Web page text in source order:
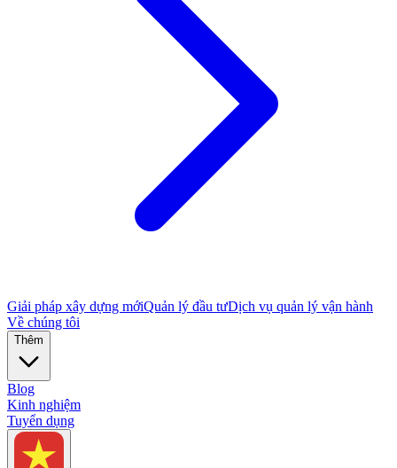
Giải pháp xây dựng mớiQuản lý đầu tưDịch vụ quản lý vận hành
Về chúng tôi
Thêm
Blog
Kinh nghiệm
Tuyển dụng